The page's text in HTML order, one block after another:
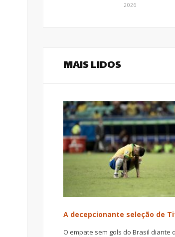
2026
MAIS LIDOS
A decepcionante seleção de
O empate sem gols do Brasil diante